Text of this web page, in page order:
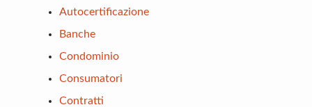
Autocertificazione
Banche
Condominio
Consumatori
Contratti